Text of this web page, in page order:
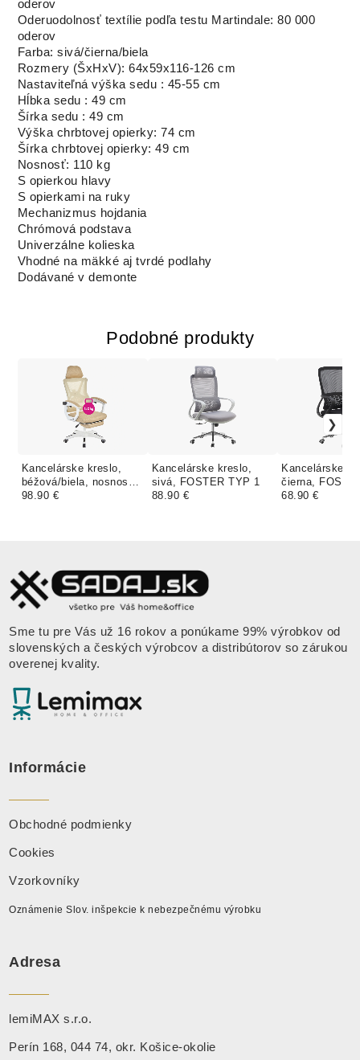
oderov
Oderuodolnosť textílie podľa testu Martindale: 80 000
oderov
Farba: sivá/čierna/biela
Rozmery (ŠxHxV): 64x59x116-126 cm
Nastaviteľná výška sedu : 45-55 cm
Hĺbka sedu : 49 cm
Šírka sedu : 49 cm
Výška chrbtovej opierky: 74 cm
Šírka chrbtovej opierky: 49 cm
Nosnosť: 110 kg
S opierkou hlavy
S opierkami na ruky
Mechanizmus hojdania
Chrómová podstava
Univerzálne kolieska
Vhodné na mäkké aj tvrdé podlahy
Dodávané v demonte
Podobné produkty
Kancelárske kreslo,
béžová/biela, nosnosť
150 kg, MALVIN
98.90 €
Kancelárske kreslo,
sivá, FOSTER TYP 1
88.90 €
Kancelárske
čierna,
68.90 €
Sme tu pre Vás už 16 rokov a ponúkame 99% výrobkov od
slovenských a českých výrobcov a distribútorov so zárukou
overenej kvality.
Informácie
Obchodné podmienky
Cookies
Vzorkovníky
Oznámenie Slov. inšpekcie k nebezpečnému výrobku
Adresa
lemiMAX s.r.o.
Perín 168, 044 74, okr. Košice-okolie